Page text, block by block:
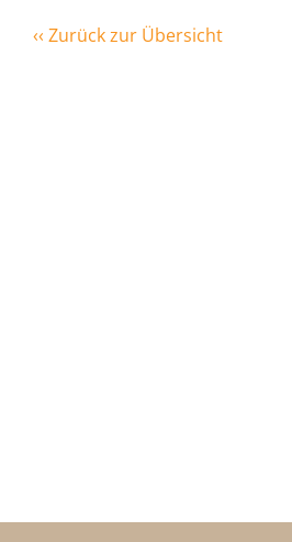
‹‹ Zurück zur Übersicht